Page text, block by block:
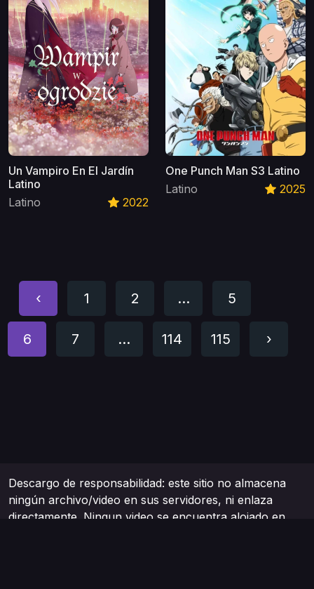
Un Vampiro En El Jardín
Latino
Latino
2022
One Punch Man S3 Latino
Latino
2025
‹ 1 2 ... 5
6 7 ... 114 115 ›
Descargo de responsabilidad: este sitio no almacena
ningún archivo/video en sus servidores, ni enlaza
directamente. Ningun video se encuentra alojado en